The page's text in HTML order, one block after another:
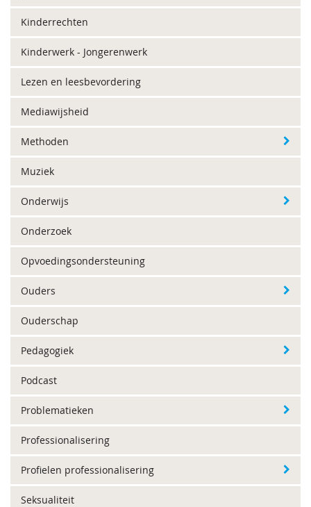
Kinderrechten
Kinderwerk - Jongerenwerk
Lezen en leesbevordering
Mediawijsheid
Methoden
Muziek
Onderwijs
Onderzoek
Opvoedingsondersteuning
Ouders
Ouderschap
Pedagogiek
Podcast
Problematieken
Professionalisering
Profielen professionalisering
Seksualiteit